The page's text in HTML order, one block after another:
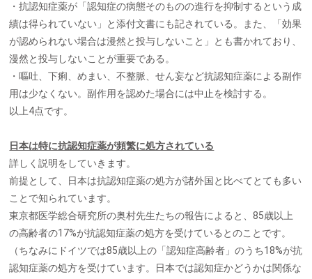
・抗認知症薬が「認知症の病態そのものの進行を抑制するという成
績は得られていない」と添付文書にも記されている。また、「効果
が認められない場合は漫然と投与しないこと」とも書かれており、
漫然と投与しないことが重要である。
・嘔吐、下痢、めまい、不整脈、せん妄など抗認知症薬による副作
用は少なくない。副作用を認めた場合には中止を検討する。
以上4点です。
日本は特に抗認知症薬が頻繁に処方されている
詳しく説明をしていきます。
前提として、日本は抗認知症薬の処方が諸外国と比べてとても多い
ことで知られています。
東京都医学総合研究所の奥村先生たちの報告によると、85歳以上
の高齢者の17%が抗認知症薬の処方を受けているとのことです。
（ちなみにドイツでは85歳以上の「認知症高齢者」のうち18%が抗
認知症薬の処方を受けています。日本では認知症かどうかは関係な